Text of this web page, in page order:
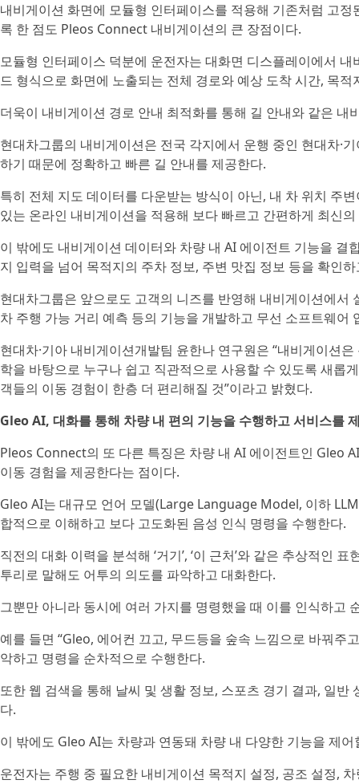
내비게이션 화면에 모듈형 인터페이스를 적용해 기존처럼 고
록 한 점도 Pleos Connect 내비게이션의 큰 장점이다.
모듈형 인터페이스 덕분에 운전자는 대화면 디스플레이에서
드 형식으로 화면에 노출되는 전체 경로와 예상 도착 시간, 목
더욱이 내비게이션 경로 안내 최적화를 통해 길 안내와 같은
현대차그룹의 내비게이션은 전국 각지에서 운행 중인 현대차·
하기 때문에 정확하고 빠른 길 안내를 제공한다.
특히 전체 지도 데이터를 다운받는 방식이 아닌, 내 차 위치 주
있는 온라인 내비게이션을 적용해 보다 빠르고 간편하게 최신
이 밖에도 내비게이션 데이터와 차량 내 AI 에이전트 기능을
지 입력을 넘어 목적지의 주차 정보, 주변 맛집 정보 등을 확인
현대차그룹은 앞으로도 고객의 니즈를 반영해 내비게이션에
차 주행 가능 거리 예측 등의 기능을 개발하고 무선 소프트웨
현대차·기아 내비게이션개발팀 윤한나 연구원은 “내비게이션
학을 바탕으로 누구나 쉽고 직관적으로 사용할 수 있도록 새롭
객들의 이동 경험이 한층 더 편리해질 것”이라고 밝혔다.
Gleo AI, 대화를 통해 차량 내 편의 기능을 수행하고 서비스를
Pleos Connect의 또 다른 특징은 차량 내 AI 에이전트인 Gleo
이동 경험을 제공한다는 점이다.
Gleo AI는 대규모 언어 모델(Large Language Model, 이하
합적으로 이해하고 보다 고도화된 음성 인식 명령을 수행한다.
직전의 대화 이력을 분석해 ‘거기’, ‘이 근처’와 같은 추상적인
투리로 말해도 어투의 의도를 파악하고 대화한다.
그뿐만 아니라 동시에 여러 가지를 명령했을 때 이를 인식하고
예를 들면 “Gleo, 에어컨 끄고, 무드등을 숲속 느낌으로 바꿔주
악하고 명령을 순차적으로 수행한다.
또한 웹 검색을 통해 날씨 및 생활 정보, 스포츠 경기 결과, 일
다.
이 밖에도 Gleo AI는 차량과 연동돼 차량 내 다양한 기능을 제어
운전자는 주행 중 필요한 내비게이션 목적지 설정, 공조 설정,